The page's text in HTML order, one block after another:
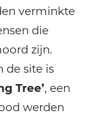
verminkte
die
zijn.
de site is
Tree’, een
werden